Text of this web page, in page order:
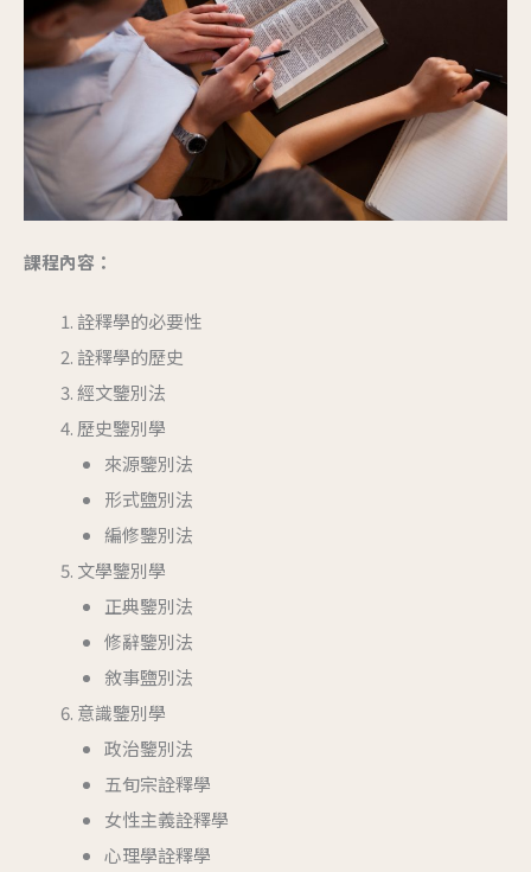
課程內容：
詮釋學的必要性
詮釋學的歷史
經文鑒別法
歷史鑒別學
來源鑒別法
形式鹽別法
編修鑒別法
文學鑒別學
正典鑒別法
修辭鑒別法
敘事鹽別法
意識鑒別學
政治鑒別法
五旬宗詮釋學
女性主義詮釋學
心理學詮釋學